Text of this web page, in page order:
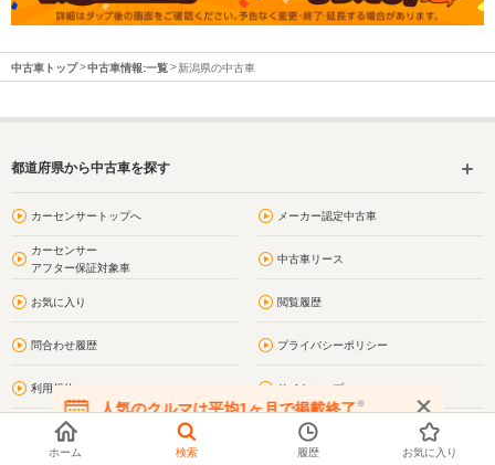
中古車トップ 中古車情報:一覧 新潟県の中古車
都道府県から中古車を探す
カーセンサートップへ メーカー認定中古車
カーセンサー
アフター保証対象車
中古車リース
お気に入り 閲覧履歴
問合わせ履歴 プライバシーポリシー
利用規約 サイトマップ
お問い合わせ 新潟の街情報
人気のクルマは平均1ヶ月で掲載終了※
在庫が無くなる前にお問い合わせください
ホーム 検索 履歴 お気に入り